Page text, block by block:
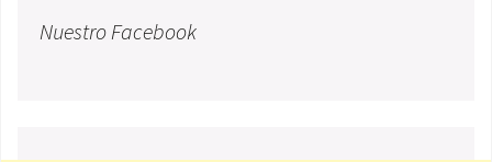
Nuestro Facebook